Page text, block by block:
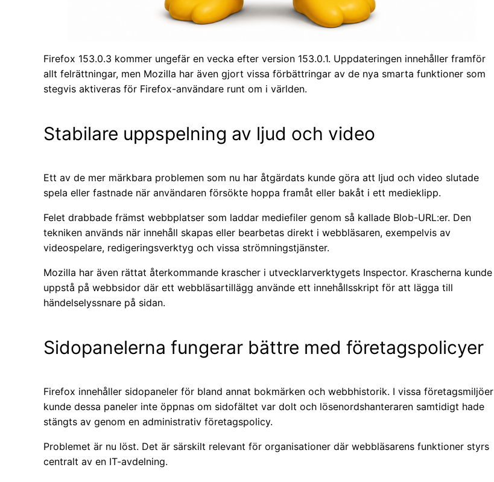
Firefox 153.0.3 kommer ungefär en vecka efter version 153.0.1. Uppdateringen innehåller framför
allt felrättningar, men Mozilla har även gjort vissa förbättringar av de nya smarta funktioner som
stegvis aktiveras för Firefox-användare runt om i världen.
Stabilare uppspelning av ljud och video
Ett av de mer märkbara problemen som nu har åtgärdats kunde göra att ljud och video slutade
spela eller fastnade när användaren försökte hoppa framåt eller bakåt i ett medieklipp.
Felet drabbade främst webbplatser som laddar mediefiler genom så kallade Blob-URL:er. Den
tekniken används när innehåll skapas eller bearbetas direkt i webbläsaren, exempelvis av
videospelare, redigeringsverktyg och vissa strömningstjänster.
Mozilla har även rättat återkommande krascher i utvecklarverktygets Inspector. Krascherna kunde
uppstå på webbsidor där ett webbläsartillägg använde ett innehållsskript för att lägga till
händelselyssnare på sidan.
Sidopanelerna fungerar bättre med företagspolicyer
Firefox innehåller sidopaneler för bland annat bokmärken och webbhistorik. I vissa företagsmiljöer
kunde dessa paneler inte öppnas om sidofältet var dolt och lösenordshanteraren samtidigt hade
stängts av genom en administrativ företagspolicy.
Problemet är nu löst. Det är särskilt relevant för organisationer där webbläsarens funktioner styrs
centralt av en IT-avdelning.